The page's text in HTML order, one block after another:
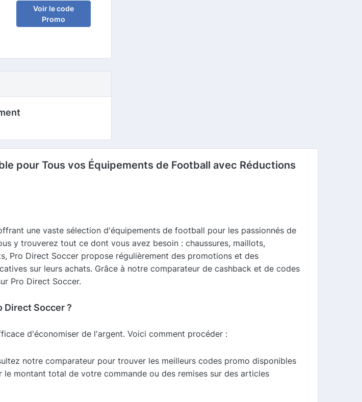
Voir le code
Promo
pour Tous vos Équipements de Football avec Réductions
une vaste sélection d'équipements de football pour les passionnés de
y trouverez tout ce dont vous avez besoin : chaussures, maillots,
Pro Direct Soccer propose régulièrement des promotions et des
sur leurs achats. Grâce à notre comparateur de cashback et de codes
Pro Direct Soccer.
Direct Soccer ?
d'économiser de l'argent. Voici comment procéder :
notre comparateur pour trouver les meilleurs codes promo disponibles
montant total de votre commande ou des remises sur des articles